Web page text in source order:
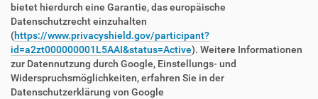
bietet hierdurch eine Garantie, das europäische
Datenschutzrecht einzuhalten
(https://www.privacyshield.gov/participant?
id=a2zt000000001L5AAI&status=Active). Weitere Informationen
zur Datennutzung durch Google, Einstellungs- und
Widerspruchsmöglichkeiten, erfahren Sie in der
Datenschutzerklärung von Google